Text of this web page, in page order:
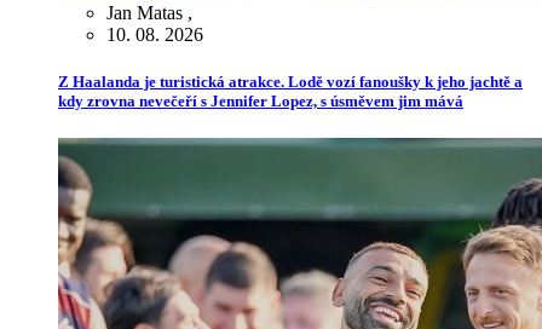
Jan Matas ,
10. 08. 2026
Z Haalanda je turistická atrakce. Lodě vozí fanoušky k jeho jachtě a
kdy zrovna nevečeří s Jennifer Lopez, s úsměvem jim mává